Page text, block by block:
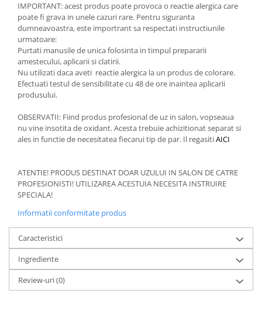
IMPORTANT: acest produs poate provoca o reactie alergica care
poate fi grava in unele cazuri rare. Pentru siguranta
dumneavoastra, este importrant sa respectati instructiunile
urmatoare:
Purtati manusile de unica folosinta in timpul prepararii
amestecului, aplicarii si clatirii.
Nu utilizati daca aveti reactie alergica la un produs de colorare.
Efectuati testul de sensibilitate cu 48 de ore inaintea aplicarii
produsului.
OBSERVATII: Fiind produs profesional de uz in salon, vopseaua
nu vine insotita de oxidant. Acesta trebuie achizitionat separat si
ales in functie de necesitatea fiecarui tip de par. Il regasitiAICI
ATENTIE! PRODUS DESTINAT DOAR UZULUI IN SALON DE CATRE
PROFESIONISTI! UTILIZAREA ACESTUIA NECESITA INSTRUIRE
SPECIALA!
Informatii conformitate produs
Caracteristici
Ingrediente
Review-uri(0)